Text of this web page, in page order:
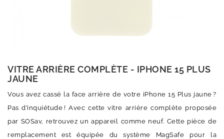
VITRE ARRIÈRE COMPLÈTE - IPHONE 15 PLUS
JAUNE
Vous avez cassé la face arrière de votre iPhone 15 Plus jaune ?
Pas d’inquiétude ! Avec cette vitre arrière complète proposée
par SOSav, retrouvez un appareil comme neuf. Cette pièce de
remplacement est équipée du système MagSafe pour la